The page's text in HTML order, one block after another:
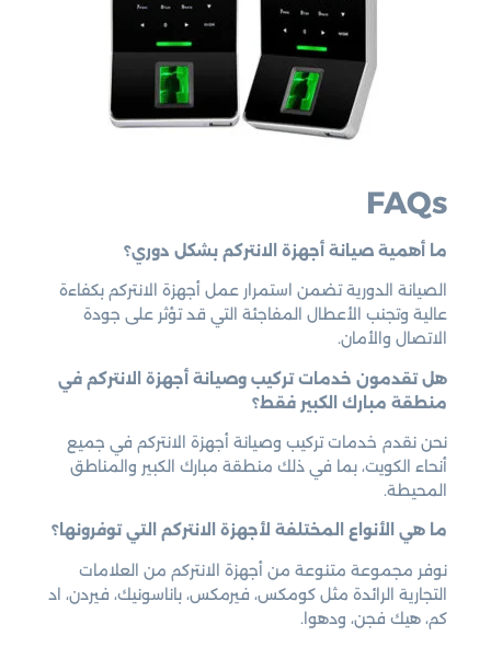
FAQs
ما أهمية صيانة أجهزة الانتركم بشكل دوري؟
الصيانة الدورية تضمن استمرار عمل أجهزة الانتركم بكفاءة
عالية وتجنب الأعطال المفاجئة التي قد تؤثر على جودة
الاتصال والأمان.
هل تقدمون خدمات تركيب وصيانة أجهزة الانتركم في
منطقة مبارك الكبير فقط؟
نحن نقدم خدمات تركيب وصيانة أجهزة الانتركم في جميع
أنحاء الكويت، بما في ذلك منطقة مبارك الكبير والمناطق
المحيطة.
ما هي الأنواع المختلفة لأجهزة الانتركم التي توفرونها؟
نوفر مجموعة متنوعة من أجهزة الانتركم من العلامات
التجارية الرائدة مثل كومكس، فيرمكس، باناسونيك، فيردن، اد
كم، هيك فجن، ودهوا.